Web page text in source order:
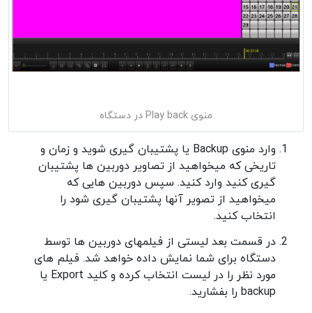
منوی Play back در دستگاه
وارد منوی Backup یا پشتیبان گیری شوید و زمان و
تاریخی که میخواهید از تصاویر دوربین ها پشتیبان
گیری کنید وارد کنید. سپس دوربین هایی که
میخواهید از تصویر آنها پشتیبان گیری شود را
انتخاب کنید.
در قسمت بعد لیستی از فیلمهای دوربین ها توسط
دستگاه برای شما نمایش داده خواهد شد. فیلم های
مورد نظر را در لیست انتخاب کرده و کلید Export یا
backup را بفشارید.